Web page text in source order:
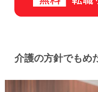
介護の方針でもめ